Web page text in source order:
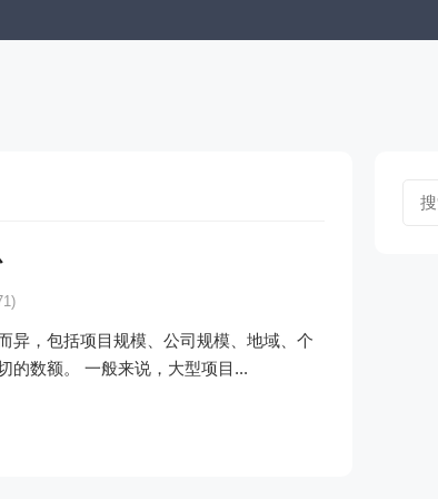
异，包括项目规模、公司规模、地域、个
的数额。 一般来说，大型项目...